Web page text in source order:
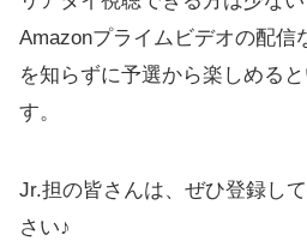
Amazonプライムビデオの配信
を知らずに予選から楽しめる
す。
Jr.担の皆さんは、ぜひ登録し
さい♪